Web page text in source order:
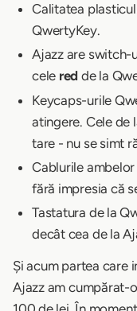
Calitatea
QwertyKey.
Ajazz are switch-
cele red de la
Keycaps-urile
atingere. Cele de
tare - nu se simt
Cablurile
fără impresia că
Tastatura de la
decât cea de la
Și acum partea care
Ajazz am cumpărat-